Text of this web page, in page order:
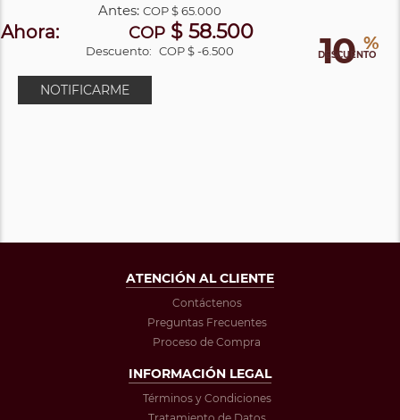
10 %
DESCUENTO
Antes:COP$ 65.000
Ahora: COP $ 58.500
Descuento: COP $ -6.500
NOTIFICARME
ATENCIÓN AL CLIENTE
Contáctenos
Preguntas Frecuentes
Proceso de Compra
INFORMACIÓN LEGAL
Términos y Condiciones